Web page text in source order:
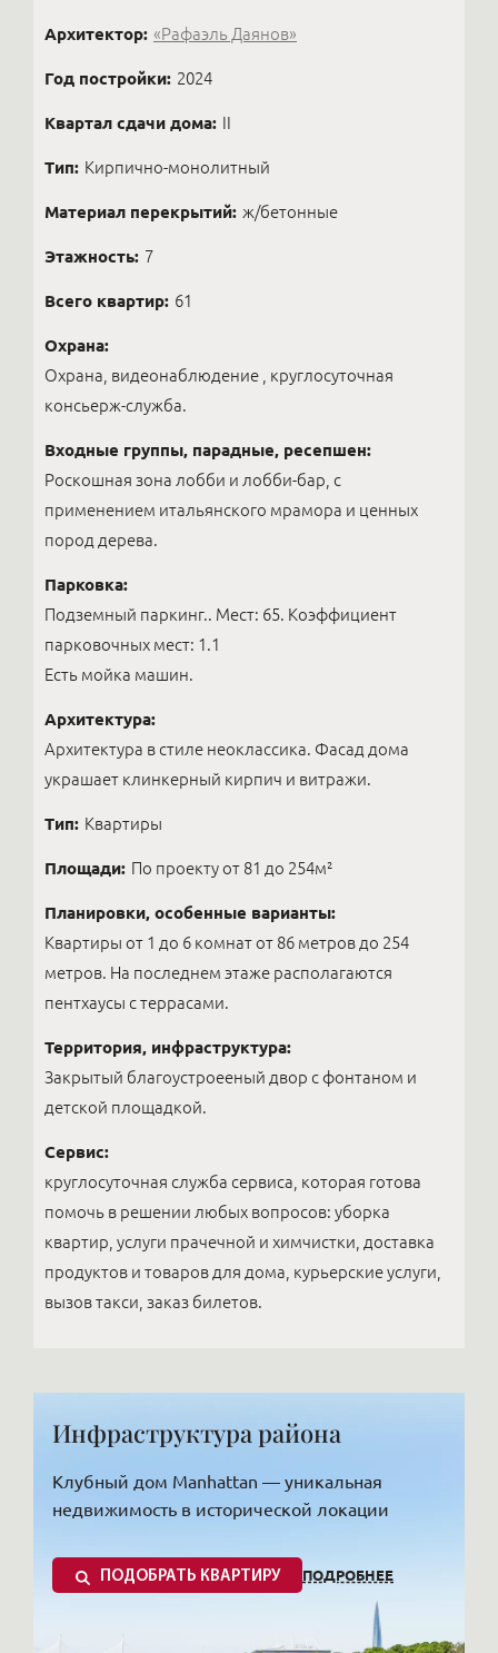
Архитектор: «Рафаэль Даянов»
Год постройки: 2024
Квартал сдачи дома: II
Тип: Кирпично-монолитный
Материал перекрытий: ж/бетонные
Этажность: 7
Всего квартир: 61
Охрана:
Охрана, видеонаблюдение , круглосуточная
консьерж-служба.
Входные группы, парадные, ресепшен:
Роскошная зона лобби и лобби-бар, с
применением итальянского мрамора и ценных
пород дерева.
Парковка:
Подземный паркинг.. Мест: 65. Коэффициент
парковочных мест: 1.1
Есть мойка машин.
Архитектура:
Архитектура в стиле неоклассика. Фасад дома
украшает клинкерный кирпич и витражи.
Тип: Квартиры
Площади: По проекту от 81 до 254м²
Планировки, особенные варианты:
Квартиры от 1 до 6 комнат от 86 метров до 254
метров. На последнем этаже располагаются
пентхаусы с террасами.
Территория, инфраструктура:
Закрытый благоустроееный двор с фонтаном и
детской площадкой.
Сервис:
круглосуточная служба сервиса, которая готова
помочь в решении любых вопросов: уборка
квартир, услуги прачечной и химчистки, доставка
продуктов и товаров для дома, курьерские услуги,
вызов такси, заказ билетов.
Инфраструктура района
Клубный дом Manhattan — уникальная
недвижимость в исторической локации
ПОДОБРАТЬ КВАРТИРУ ПОДРОБНЕЕ